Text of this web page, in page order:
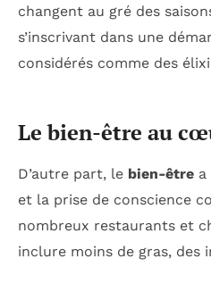
changent au gré des
s’inscrivant dans une
considérés comme des
Le bien-être au
D’autre part, le bien-être a
et la prise de conscience
nombreux restaurants et
inclure moins de gras, des